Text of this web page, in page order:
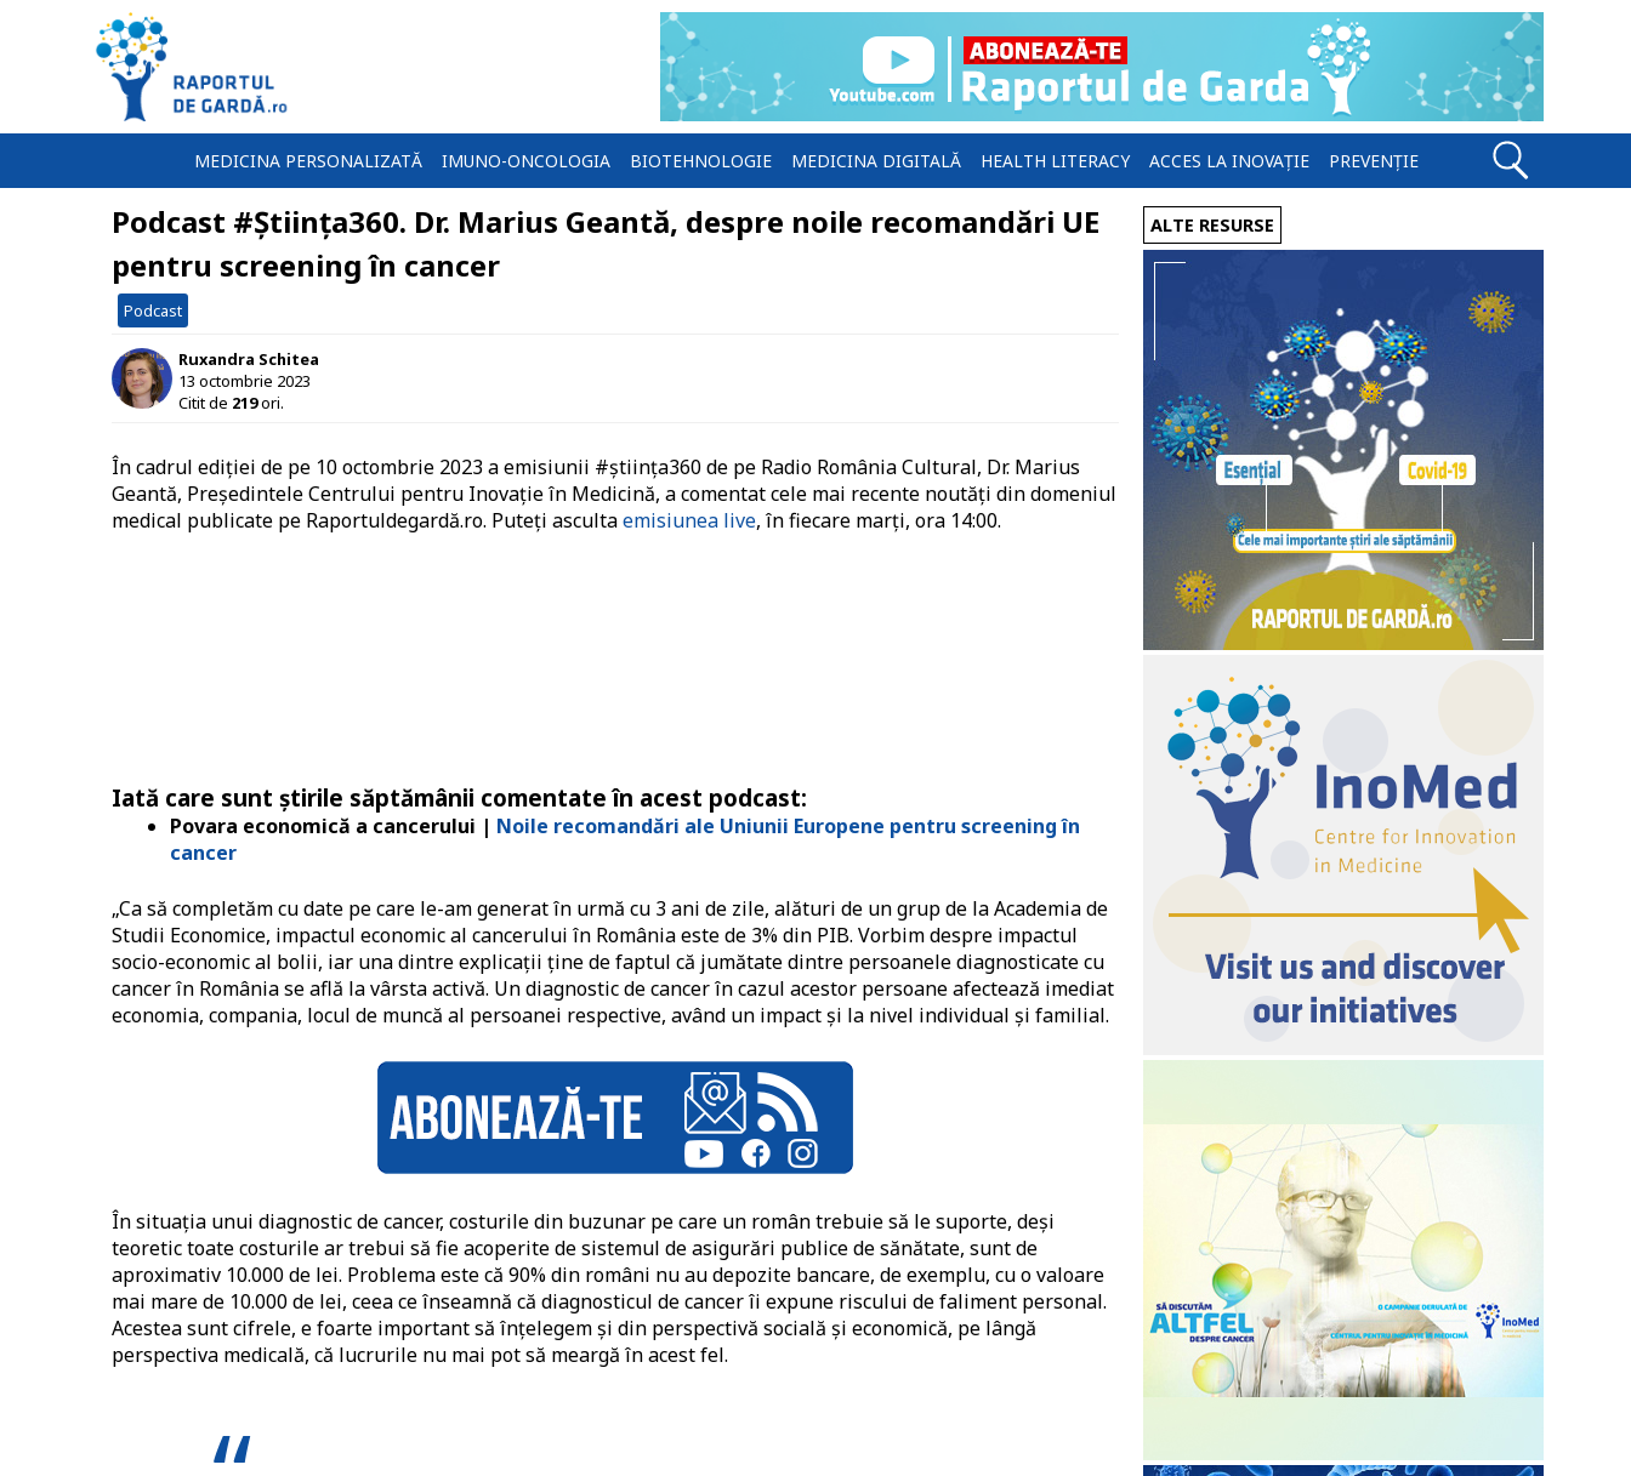
MEDICINA PERSONALIZATĂ IMUNO-ONCOLOGIA BIOTEHNOLOGIE MEDICINA DIGITALĂ HEALTH LITERACY ACCES LA INOVAȚIE PREVENȚIE
Podcast #Știința360. Dr. Marius Geantă, despre noile recomandări UE
pentru screening în cancer
Podcast
Ruxandra Schitea
13 octombrie 2023
Citit de 219ori.
În cadrul ediției de pe 10 octombrie 2023 a emisiunii #știința360 de pe Radio România Cultural, Dr. Marius
Geantă, Președintele Centrului pentru Inovație în Medicină, a comentat cele mai recente noutăți din domeniul
medical publicate pe Raportuldegardă.ro. Puteți ascultaemisiunea live, în fiecare marți, ora 14:00.
Iată care sunt știrile săptămânii comentate în acest podcast:
Povara economică a cancerului | Noile recomandări ale Uniunii Europene pentru screening în
cancer
„Ca să completăm cu date pe care le-am generat în urmă cu 3 ani de zile, alături de un grup de la Academia de
Studii Economice, impactul economic al cancerului în România este de 3% din PIB. Vorbim despre impactul
socio-economic al bolii, iar una dintre explicații ține de faptul că jumătate dintre persoanele diagnosticate cu
cancer în România se află la vârsta activă. Un diagnostic de cancer în cazul acestor persoane afectează imediat
economia, compania, locul de muncă al persoanei respective, având un impact și la nivel individual și familial.
În situația unui diagnostic de cancer, costurile din buzunar pe care un român trebuie să le suporte, deși
teoretic toate costurile ar trebui să fie acoperite de sistemul de asigurări publice de sănătate, sunt de
aproximativ 10.000 de lei. Problema este că 90% din români nu au depozite bancare, de exemplu, cu o valoare
mai mare de 10.000 de lei, ceea ce înseamnă că diagnosticul de cancer îi expune riscului de faliment personal.
Acestea sunt cifrele, e foarte important să înțelegem și din perspectivă socială și economică, pe lângă
perspectiva medicală, că lucrurile nu mai pot să meargă în acest fel.
ALTE RESURSE